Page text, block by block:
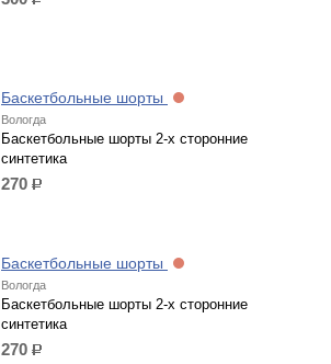
Баскетбольные шорты
Вологда
Баскетбольные шорты 2-х сторонние
синтетика
270 р.
Баскетбольные шорты
Вологда
Баскетбольные шорты 2-х сторонние
синтетика
270 р.